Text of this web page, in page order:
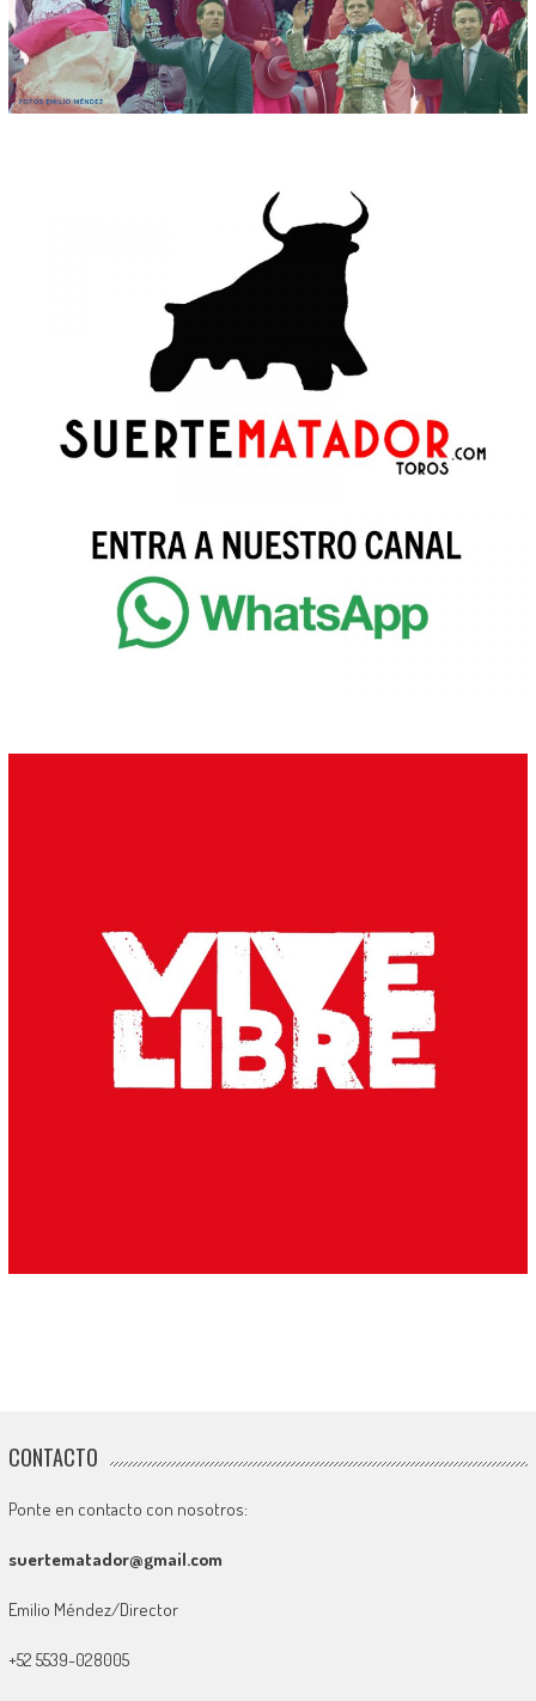
CONTACTO
Ponte en contacto con nosotros:
suertematador@gmail.com
Emilio Méndez/Director
+52 5539-028005